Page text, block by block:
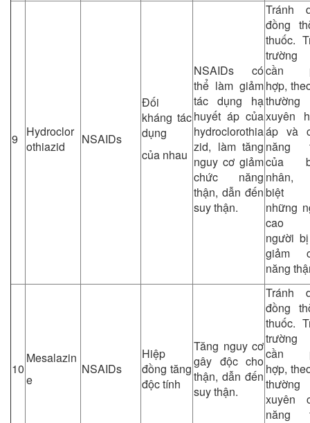
9
Hydroclor
othiazid
NSAIDs
Đối
kháng tác
dụng
của nhau
NSAIDs có
thể làm giảm
tác dụng hạ
huyết áp của
hydroclorothia
zid, làm tăng
nguy cơ giảm
chức năng
thận, dẫn đến
suy thận.
Tránh
đồng
thuốc.
trường
cần
hợp,
thường
xuyên
áp và
năng
của
nhân,
biệt
những
cao
người
giảm
năng
10
Mesalazin
e
NSAIDs
Hiệp
đồng tăng
độc tính
Tăng nguy cơ
gây độc cho
thận, dẫn đến
suy thận.
Tránh
đồng
thuốc.
trường
cần
hợp,
thường
xuyên
năng